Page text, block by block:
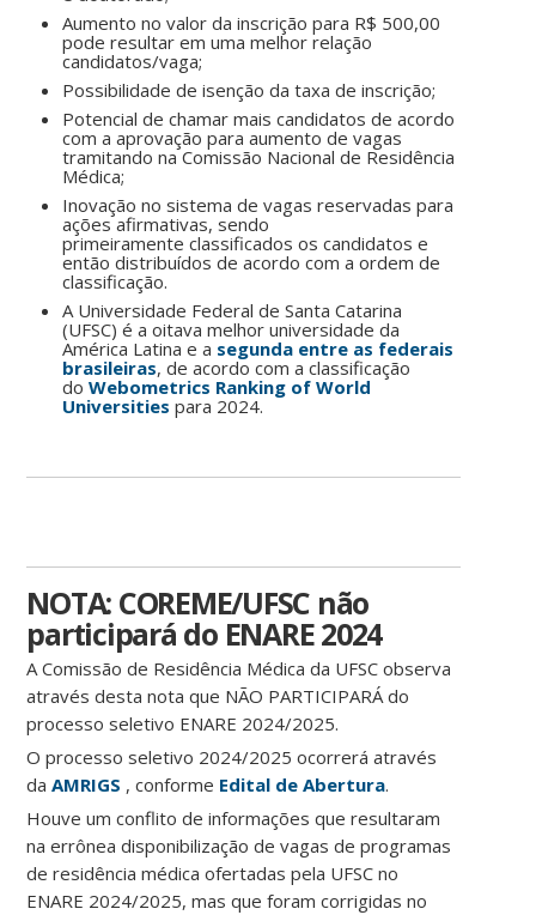
Aumento no valor da inscrição para R$ 500,00
pode resultar em uma melhor relação
candidatos/vaga;
Possibilidade de isenção da taxa de inscrição;
Potencial de chamar mais candidatos de acordo
com a aprovação para aumento de vagas
tramitando na Comissão Nacional de Residência
Médica;
Inovação no sistema de vagas reservadas para
ações afirmativas, sendo
primeiramente classificados os candidatos e
então distribuídos de acordo com a ordem de
classificação.
A Universidade Federal de Santa Catarina
(UFSC) é a oitava melhor universidade da
América Latina e a segunda entre as federais
brasileiras, de acordo com a classificação
doWebometrics Ranking of World
Universities para 2024.
NOTA: COREME/UFSC não
participará do ENARE 2024
A Comissão de Residência Médica da UFSC observa
através desta nota que NÃO PARTICIPARÁ do
processo seletivo ENARE 2024/2025.
O processo seletivo 2024/2025 ocorrerá através
daAMRIGS , conforme Edital de Abertura.
Houve um conflito de informações que resultaram
na errônea disponibilização de vagas de programas
de residência médica ofertadas pela UFSC no
ENARE 2024/2025, mas que foram corrigidas no